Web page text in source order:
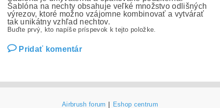
Šablóna na nechty obsahuje veľké množstvo odlišných
výrezov, ktoré možno vzájomne kombinovať a vytvárať
tak unikátny vzhľad nechtov.
Buďte prvý, kto napíše príspevok k tejto položke.
Pridať komentár
Airbrush forum Eshop centrum